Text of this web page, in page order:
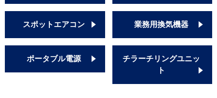
スポットエアコン 業務用換気機器
ポータブル電源
チラーチリングユニッ
ト